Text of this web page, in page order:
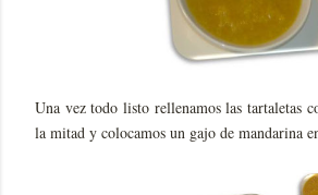
Una vez todo listo rellenamos las tartaletas
la mitad y colocamos un gajo de mandarina